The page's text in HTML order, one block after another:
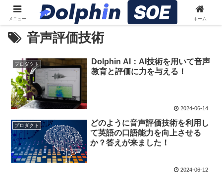
音声評価技術
プロダクト
Dolphin AI：AI技術を用いて音声
教育と評価に力を与える！
2024-06-14
プロダクト
どのように音声評価技術を利用し
て英語の口語能力を向上させる
か？答えが来ました！
2024-06-12
メニュー ホーム